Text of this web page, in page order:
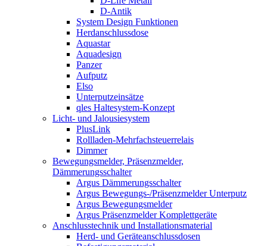
D-Antik
System Design Funktionen
Herdanschlussdose
Aquastar
Aquadesign
Panzer
Aufputz
Elso
Unterputzeinsätze
qles Haltesystem-Konzept
Licht- und Jalousiesystem
PlusLink
Rollladen-Mehrfachsteuerrelais
Dimmer
Bewegungsmelder, Präsenzmelder,
Dämmerungsschalter
Argus Dämmerungsschalter
Argus Bewegungs-/Präsenzmelder Unterputz
Argus Bewegungsmelder
Argus Präsenzmelder Komplettgeräte
Anschlusstechnik und Installationsmaterial
Herd- und Geräteanschlussdosen